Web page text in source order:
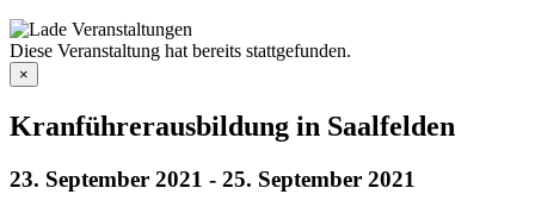
Diese Veranstaltung hat bereits stattgefunden.
×
Kranführerausbildung in Saalfelden
23. September 2021 - 25. September 2021